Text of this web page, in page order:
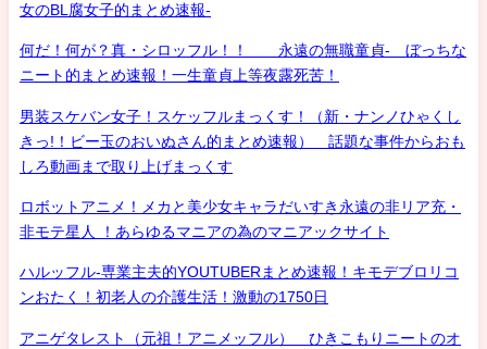
女のBL腐女子的まとめ速報-
何だ！何が？真・シロッフル！！ 永遠の無職童貞- ぼっちな
ニート的まとめ速報！一生童貞上等夜露死苦！
男装スケバン女子！スケッフルまっくす！（新・ナンノひゃくし
きっ!！ビー玉のおいぬさん的まとめ速報） 話題な事件からおも
しろ動画まで取り上げまっくす
ロボットアニメ！メカと美少女キャラだいすき永遠の非リア充・
非モテ星人 ！あらゆるマニアの為のマニアックサイト
ハルッフル-専業主夫的YOUTUBERまとめ速報！キモデブロリコ
ンおたく！初老人の介護生活！激動の1750日
アニゲタレスト（元祖！アニメッフル） ひきこもりニートのオ